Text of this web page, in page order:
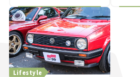
Lifestyle